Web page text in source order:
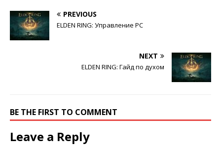
PREVIOUS
ELDEN RING: Управление PC
NEXT
ELDEN RING: Гайд по духом
BE THE FIRST TO COMMENT
Leave a Reply